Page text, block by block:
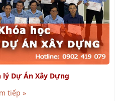
lý Dự Án Xây Dựng
tiếp »